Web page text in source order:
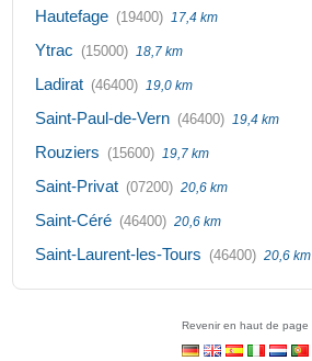
Hautefage (19400) 17,4 km
Ytrac (15000) 18,7 km
Ladirat (46400) 19,0 km
Saint-Paul-de-Vern (46400) 19,4 km
Rouziers (15600) 19,7 km
Saint-Privat (07200) 20,6 km
Saint-Céré (46400) 20,6 km
Saint-Laurent-les-Tours (46400) 20,6 km
Revenir en haut de page